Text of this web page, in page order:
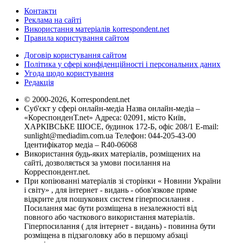
Контакти
Реклама на сайті
Використання матеріалів korrespondent.net
Правила користування сайтом
Договір користування сайтом
Політика у сфері конфіденційності і персональних даних
Угода щодо користування
Редакція
© 2000-2026, Korrespondent.net
Суб'єкт у сфері онлайн-медіа Назва онлайн-медіа –
«КореспонденТ.net» Адреса: 02091, місто Київ,
ХАРКІВСЬКЕ ШОСЕ, будинок 172-Б, офіс 208/1 E-mail:
sunlight@mediadim.com.ua Телефон: 044-205-43-00
Ідентифікатор медіа – R40-06068
Використання будь-яких матеріалів, розміщених на
сайті, дозволяється за умови посилання на
Корреспондент.net.
При копіюванні матеріалів зі сторінки « Новини України
і світу» , для інтернет - видань - обов'язкове пряме
відкрите для пошукових систем гіперпосилання .
Посилання має бути розміщена в незалежності від
повного або часткового використання матеріалів.
Гіперпосилання ( для інтернет - видань) - повинна бути
розміщена в підзаголовку або в першому абзаці